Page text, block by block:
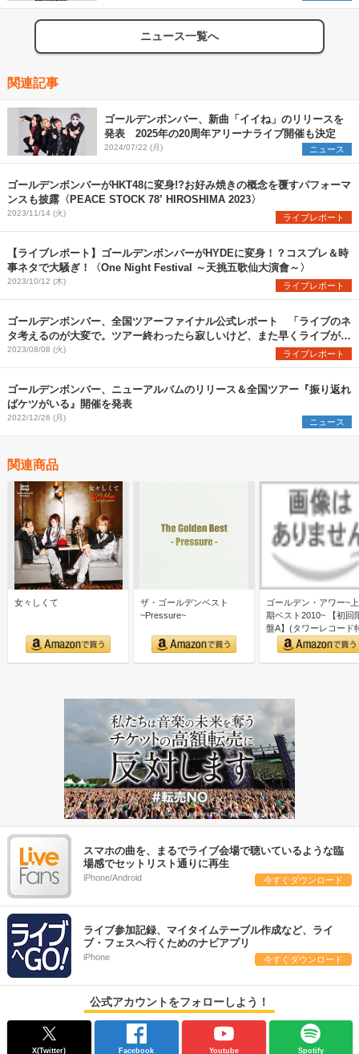
ニュース一覧へ
関連記事
ゴールデンボンバー、新曲「イイね」のリリースを
発表 2025年の20周年アリーナライブ開催も決定
2024/07/22 (月) ニュース
ゴールデンボンバーがHKT48に変身!?お好み焼きの概念を覆すパフォーマ
ンスも披露〈PEACE STOCK 78’ HIROSHIMA 2023〉
2023/11/14 (火) ライブレポート
【ライブレポート】ゴールデンボンバーがHYDEに変身！？コスプレ＆時
事ネタで大騒ぎ！〈One Night Festival ～天挑五歌仙大演會～〉
2023/10/12 (木) ライブレポート
ゴールデンボンバー、全国ツアーファイナル公式レポート 「ライブのネ
タ考えるのが大変で。ツアー終わったら寂しいけど、また早くライブがや
りたくなりました」
2023/08/08 (火) ライブレポート
ゴールデンボンバー、ニューアルバムのリリース＆全国ツアー『振り返れ
ばケツがいる』開催を発表
2022/12/26 (月) ニュース
関連商品
女々しくて
ザ・ゴールデンベスト
~Pressure~
ゴールデン・アワー~
期ベスト2010~ 【初回
盤A】(タワーレコード
アナザージャケッ…
スマホの曲を、まるでライブ会場で聴いているような臨
場感でセットリスト通りに再生
iPhone/Android 今すぐダウンロード
ライブ参加記録、マイタイムテーブル作成など、ライ
ブ・フェスへ行くためのナビアプリ
iPhone 今すぐダウンロード
公式アカウントをフォローしよう！
X(Twitter) Facebook Youtube Spotify